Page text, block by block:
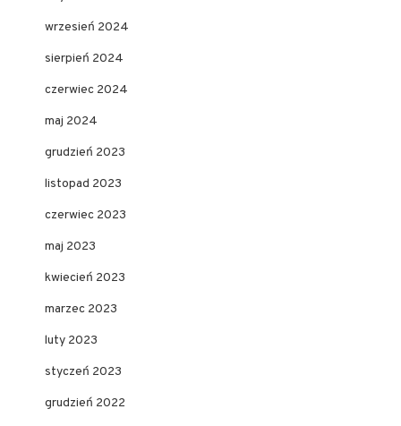
wrzesień 2024
sierpień 2024
czerwiec 2024
maj 2024
grudzień 2023
listopad 2023
czerwiec 2023
maj 2023
kwiecień 2023
marzec 2023
luty 2023
styczeń 2023
grudzień 2022